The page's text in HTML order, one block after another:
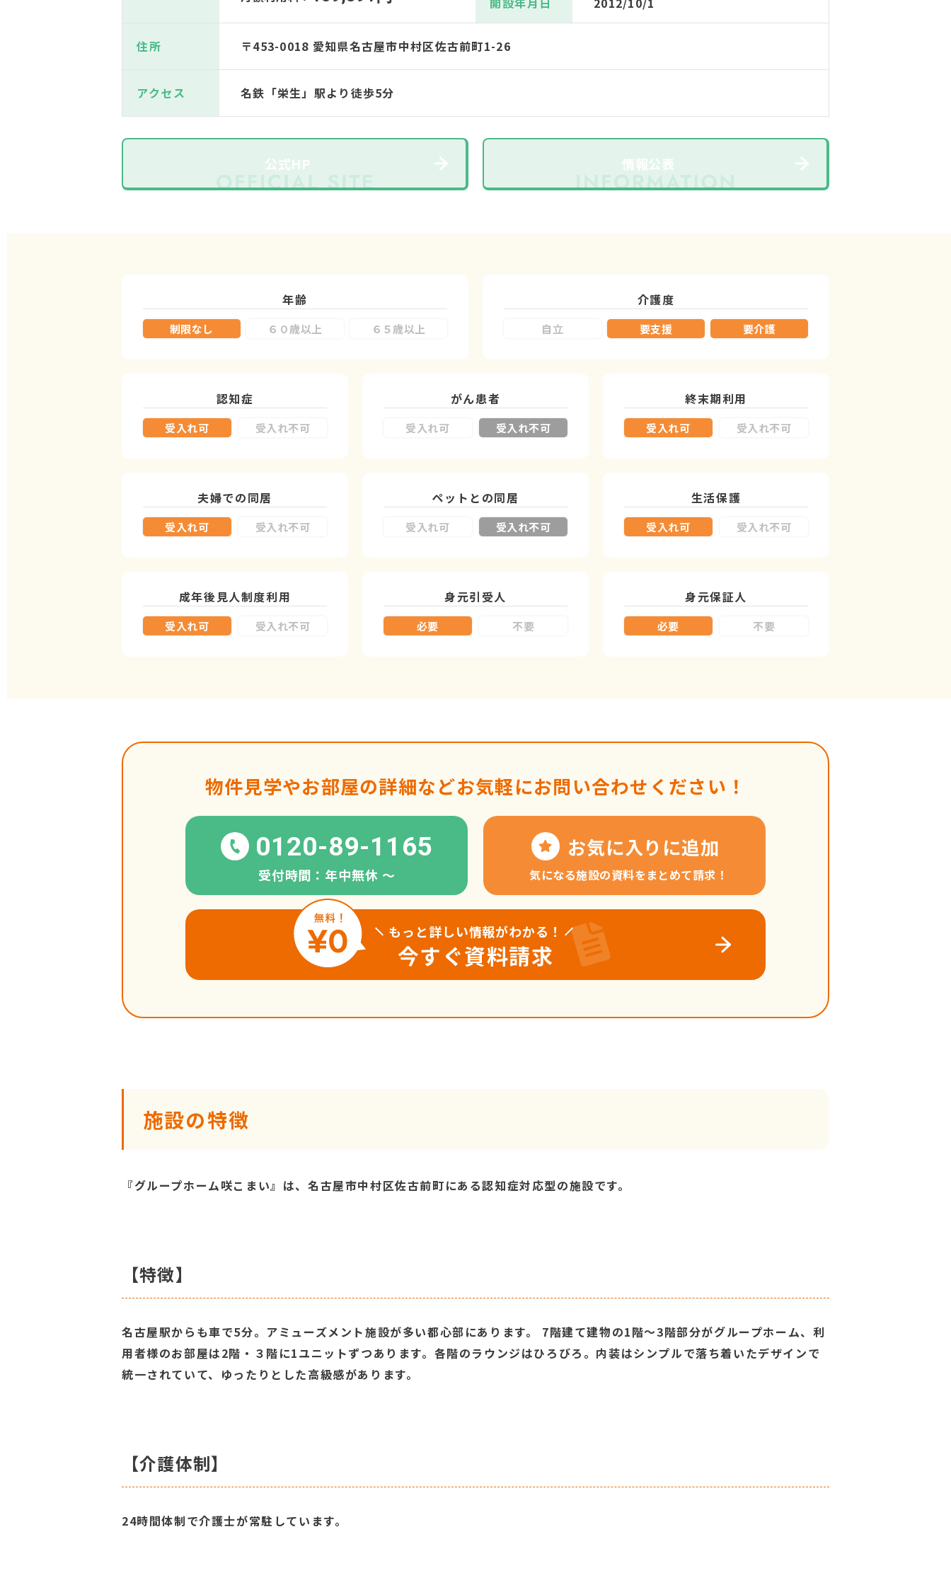
住所 〒453-0018 愛知県名古屋市中村区佐古前町1-26
アクセス 名鉄「栄生」駅より徒歩5分
公式HP 情報公表
年齢
制限なし ６０歳以上 ６５歳以上
介護度
自立 要支援 要介護
認知症
受入れ可 受入れ不可
がん患者
受入れ可 受入れ不可
終末期利用
受入れ可 受入れ不可
夫婦での同居
受入れ可 受入れ不可
ペットとの同居
受入れ可 受入れ不可
生活保護
受入れ可 受入れ不可
成年後見人制度利用
受入れ可 受入れ不可
身元引受人
必要 不要
身元保証人
必要 不要
物件見学やお部屋の詳細などお気軽にお問い合わせください！
0120-89-1165
受付時間：年中無休 〜
お気に入りに追加
気になる施設の資料をまとめて請求！
もっと詳しい情報がわかる！
今すぐ資料請求
施設の特徴
『グループホーム咲こまい』は、名古屋市中村区佐古前町にある認知症対応型の施設です。
【特徴】
名古屋駅からも車で5分。アミューズメント施設が多い都心部にあります。 7階建て建物の1階～3階部分がグループホーム、利
用者様のお部屋は2階・３階に1ユニットずつあります。各階のラウンジはひろびろ。内装はシンプルで落ち着いたデザインで
統一されていて、ゆったりとした高級感があります。
【介護体制】
24時間体制で介護士が常駐しています。